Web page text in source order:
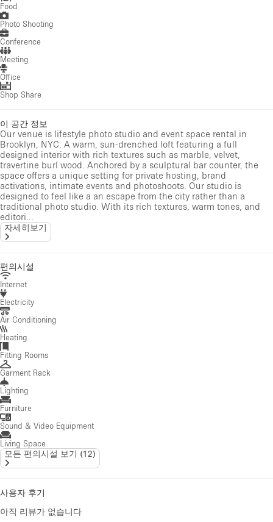
Food
Photo Shooting
Conference
Meeting
Office
Shop Share
이 공간 정보
Our venue is lifestyle photo studio and event space rental in
Brooklyn, NYC. A warm, sun-drenched loft featuring a full
designed interior with rich textures such as marble, velvet,
travertine burl wood. Anchored by a sculptural bar counter, the
space offers a unique setting for private hosting, brand
activations, intimate events and photoshoots. Our studio is
designed to feel like a an escape from the city rather than a
traditional photo studio. With its rich textures, warm tones, and
editori...
자세히보기
편의시설
Internet
Electricity
Air Conditioning
Heating
Fitting Rooms
Garment Rack
Lighting
Furniture
Sound & Video Equipment
Living Space
모든 편의시설 보기 (12)
사용자 후기
아직 리뷰가 없습니다